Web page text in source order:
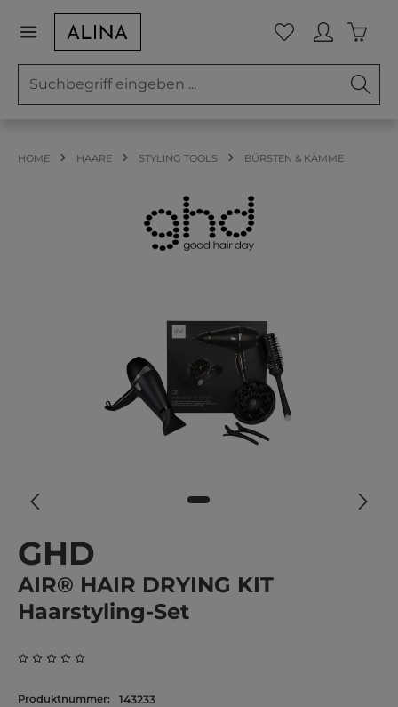
Zum Hauptinhalt springen Du hast 0
HOME HAARE STYLING TOOLS BÜRSTEN & KÄMME
GHD
AIR® HAIR DRYING KIT
Haarstyling-Set
Produktnummer: 143233